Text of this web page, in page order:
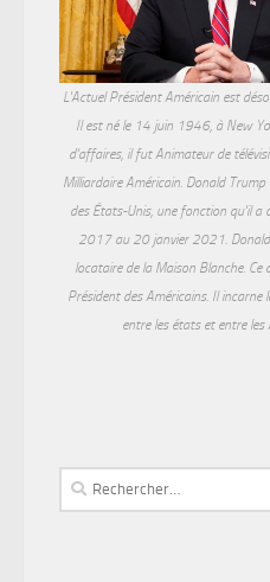
L'Actuel Président Américain est
Il est né le 14 juin 1946, à New
d'affaires, il fut Animateur de
Milliardaire Américain. Donald
des États-Unis, une fonction qu'il a
2017 au 20 janvier 2021.
locataire de la Maison Blanche. Ce
Président des Américains. Il incarne
entre les états et entre les
Rechercher :